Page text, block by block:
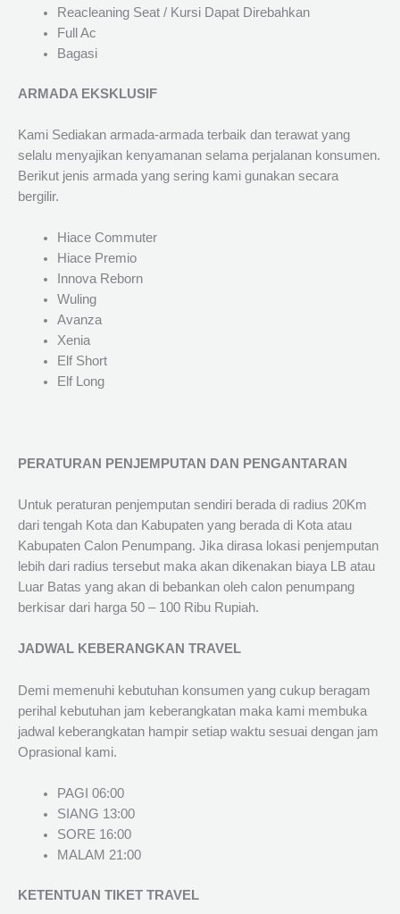
Reacleaning Seat / Kursi Dapat Direbahkan
Full Ac
Bagasi
ARMADA EKSKLUSIF
Kami Sediakan armada-armada terbaik dan terawat yang
selalu menyajikan kenyamanan selama perjalanan konsumen.
Berikut jenis armada yang sering kami gunakan secara
bergilir.
Hiace Commuter
Hiace Premio
Innova Reborn
Wuling
Avanza
Xenia
Elf Short
Elf Long
PERATURAN PENJEMPUTAN DAN PENGANTARAN
Untuk peraturan penjemputan sendiri berada di radius 20Km
dari tengah Kota dan Kabupaten yang berada di Kota atau
Kabupaten Calon Penumpang. Jika dirasa lokasi penjemputan
lebih dari radius tersebut maka akan dikenakan biaya LB atau
Luar Batas yang akan di bebankan oleh calon penumpang
berkisar dari harga 50 – 100 Ribu Rupiah.
JADWAL KEBERANGKAN TRAVEL
Demi memenuhi kebutuhan konsumen yang cukup beragam
perihal kebutuhan jam keberangkatan maka kami membuka
jadwal keberangkatan hampir setiap waktu sesuai dengan jam
Oprasional kami.
PAGI 06:00
SIANG 13:00
SORE 16:00
MALAM 21:00
KETENTUAN TIKET TRAVEL